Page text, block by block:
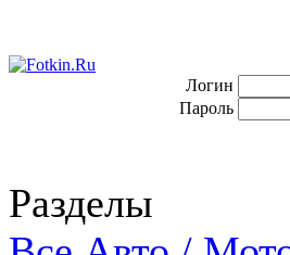
Логин
Пароль
Разделы